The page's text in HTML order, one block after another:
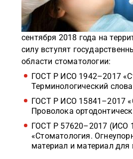
сентября 2018 года на
силу вступят
области стоматологии:
ГОСТ Р ИСО 1942–2017
Терминологический
ГОСТ Р ИСО 15841–2017
Проволока
ГОСТ Р 57620–2017 (ИСО
«Стоматология.
материал и материал для